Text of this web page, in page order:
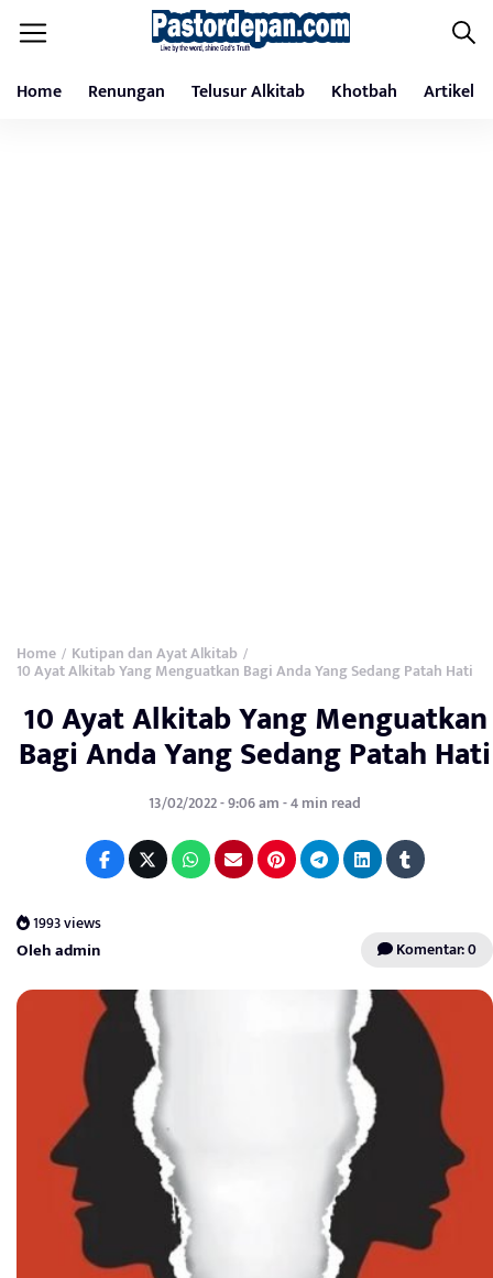
Home Renungan Telusur Alkitab Khotbah Artikel
Home / Kutipan dan Ayat Alkitab /
10 Ayat Alkitab Yang Menguatkan Bagi Anda Yang Sedang Patah Hati
10 Ayat Alkitab Yang Menguatkan
Bagi Anda Yang Sedang Patah Hati
13/02/2022 - 9:06 am - 4 min read
1993 views
Oleh admin Komentar: 0